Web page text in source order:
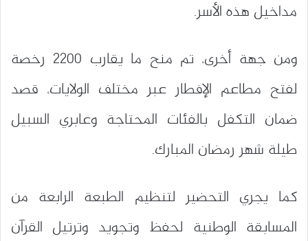
مداخيل هذه الأسر.
ومن جهة أخرى، تم منح ما يقارب 2200 رخصة
لفتح مطاعم الإفطار عبر مختلف الولايات، قصد
ضمان التكفل بالفئات المحتاجة وعابري السبيل
طيلة شهر رمضان المبارك.
كما يجري التحضير لتنظيم الطبعة الرابعة من
المسابقة الوطنية لحفظ وتجويد وترتيل القرآن